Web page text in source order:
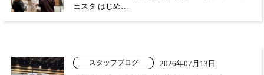
ェスタ はじめ…
スタッフブログ
2026年07月13日